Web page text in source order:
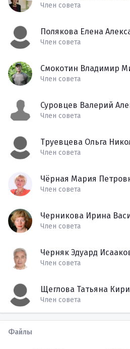
Член совета
Полякова Елена
Член совета
Смокотин Владимир
Член совета
Суровцев Валерий
Член совета
Труевцева Ольга
Член совета
Чёрная Мария
Член совета
Черникова Ирина
Член совета
Черняк Эдуард
Член совета
Щеглова Татьяна
Член совета
Файлы